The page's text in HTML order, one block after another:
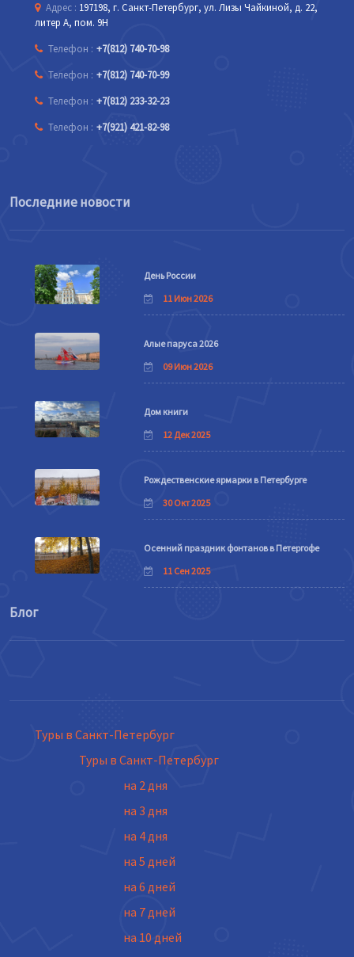
Адрес : 197198, г. Санкт-Петербург, ул. Лизы Чайкиной, д. 22,
литер А, пом. 9Н
Телефон : +7(812) 740-70-98
Телефон : +7(812) 740-70-99
Телефон : +7(812) 233-32-23
Телефон : +7(921) 421-82-98
Последние новости
День России
11 Июн 2026
Алые паруса 2026
09 Июн 2026
Дом книги
12 Дек 2025
Рождественские ярмарки в Петербурге
30 Окт 2025
Осенний праздник фонтанов в Петергофе
11 Сен 2025
Блог
Туры в Санкт-Петербург
Туры в Санкт-Петербург
на 2 дня
на 3 дня
на 4 дня
на 5 дней
на 6 дней
на 7 дней
на 10 дней